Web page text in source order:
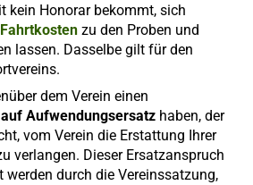
kein Honorar bekommt, sich
Fahrtkosten zu den Proben und
lassen. Dasselbe gilt für den
dem Verein einen
Aufwendungsersatz haben, der
vom Verein die Erstattung Ihrer
verlangen. Dieser Ersatzanspruch
werden durch die Vereinssatzung,